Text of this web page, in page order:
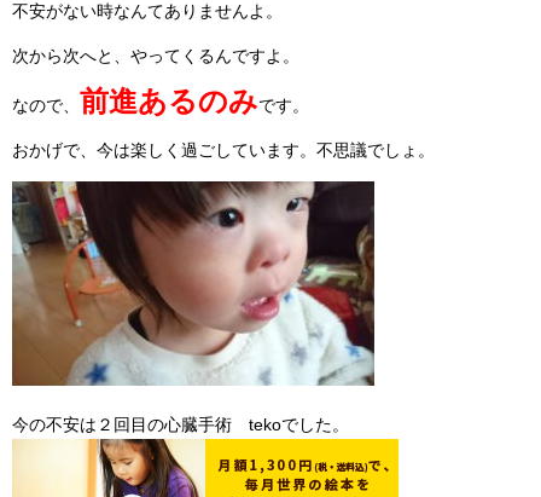
不安がない時なんてありませんよ。
次から次へと、やってくるんですよ。
なので、 前進あるのみです。
おかげで、今は楽しく過ごしています。不思議でしょ。
今の不安は２回目の心臓手術 tekoでした。